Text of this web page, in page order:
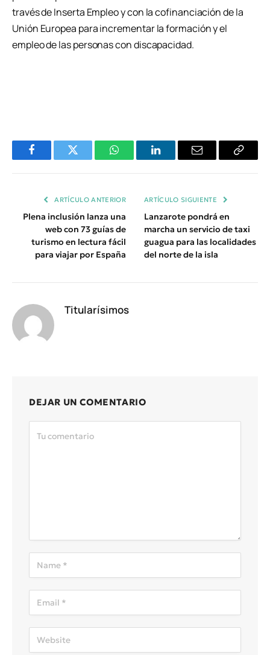
través de Inserta Empleo y con la cofinanciación de la
Unión Europea para incrementar la formación y el
empleo de las personas con discapacidad.
FacebookTwitter WhatsAppLinkedInEmail
Copiar
ARTÍCULO ANTERIOR
Plena inclusión lanza una
web con 73 guías de
turismo en lectura fácil
para viajar por España
ARTÍCULO SIGUIENTE
Lanzarote pondrá en
marcha un servicio de taxi
guagua para las localidades
del norte de la isla
Titularísimos
DEJAR UN COMENTARIO